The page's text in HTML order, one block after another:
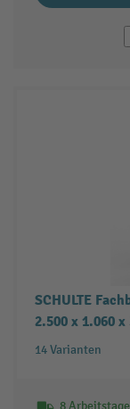
SCHULTE
2.500 x 1.060 x
14 Varianten
8 Arbeitstage